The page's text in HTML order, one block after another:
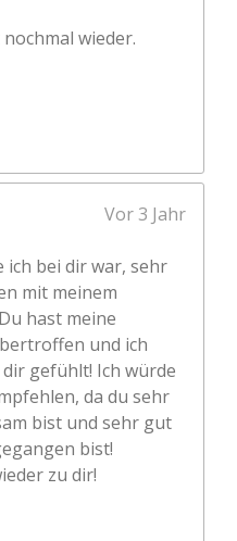
wieder.
Vor 3 Jahr
ich bei dir war, sehr
mit meinem
hast meine
und ich
gefühlt! Ich würde
da du sehr
bist und sehr gut
bist!
zu dir!